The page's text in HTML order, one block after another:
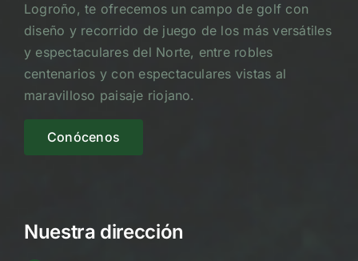
Logroño, te ofrecemos un campo de golf con
diseño y recorrido de juego de los más versátiles
y espectaculares del Norte, entre robles
centenarios y con espectaculares vistas al
maravilloso paisaje riojano.
Conócenos
Nuestra dirección